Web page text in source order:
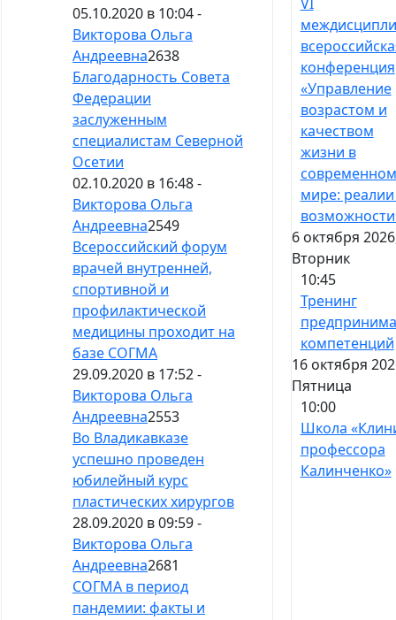
05.10.2020 в 10:04 -
Викторова Ольга
Андреевна2638
Благодарность Совета
Федерации
заслуженным
специалистам Северной
Осетии
02.10.2020 в 16:48 -
Викторова Ольга
Андреевна2549
Всероссийский форум
врачей внутренней,
спортивной и
профилактической
медицины проходит на
базе СОГМА
29.09.2020 в 17:52 -
Викторова Ольга
Андреевна2553
Во Владикавказе
успешно проведен
юбилейный курс
пластических хирургов
28.09.2020 в 09:59 -
Викторова Ольга
Андреевна2681
СОГМА в период
пандемии: факты и
конференция
«Управление
возрастом и
качеством
жизни в
современном
мире:
6 октября
Вторник
10:45
Тренинг
компетенций
16 октября
Пятница
10:00
Школа
профессора
Калинченко»